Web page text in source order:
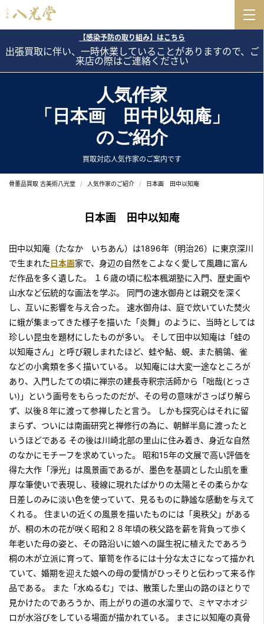
【感染予防の取り組み】はこちら
出張買取に伴い、一時休業していることがありますので、ご
来店の際はご連絡ください
人気作家
「日本画 田中以知庵」
のご紹介
買取対応人気作家のご案内です
骨董品買取 古美術八光堂 人気作家のご紹介 日本画 田中以知庵
日本画 田中以知庵
田中以知庵（たなか いちあん）は1896年（明治26）に東京深川
で生まれた日本画家で、身辺の自然をこよなく愛して風趣に富ん
だ作品を多く遺した。 １６歳の頃に松本楓湖塾に入門、歴史画や
山水など伝統的な画法を学ぶ。 同門の速水御舟とは親交を深く
し、互いに影響を与え合った。 速水御舟は、庭で炊いていた焚火
に蛾が集まってきた様子を描いた「炎舞」のように、当時としては
珍しい昆虫を題材にしたものが多い。 そして田中以知庵は「蛙の
以知庵さん」と呼び親しまれたほど、蛙や鮎、蜆、また鶺鴒、雀
などの小禽類を多く描いている。 以知庵には大変一途なところが
あり、入門したての頃に禅宗の建長寺釈宗活師から「咄哉(とっさ
い)」という画号をもらったのだが、その号の意味がさっぱり解ら
ず、以後８年に渡って参禅したと言う。 しかも探究心はそれに留
まらず、ついには南画研究と禅修行の為に、朝鮮半島に渡ったと
いうほどである その後は川崎北部の里山に住み着き、身近な自然
のなかにモチーフを求めていった。 昭和15年の文展で高い評価を
得た大作「淨光」は風景画であるが、墨色を基調とした山肌を重
厚な筆使いで表現し、稜線に現れたばかりの太陽とその柔らかな
日差しのみに淡い色を使っていて、見るものに静謐な感動を与えて
くれる。 住まいの近くの風景を描いたものには「奥秩父」がある
が、桐の木の花が咲く昭和２８年頃の秩父路を薪を背負って歩く
年老いた母の姿と、その路沿いに娘への誕生祝に植えたであろう
桐の木が立派に育って、箪笥を作るには十分な太さになって描かれ
ていて、婚期を迎えた娘への母の愛情がひっそりと伝わって来る作
品である。 また「水ぬるむ」では、散策した里山の路のほとりで
見かけたのであろうか、雨上がりの道の水溜りで、ミヤマホオジ
ロが水浴びをしている場面が描かれている。 まさに以知庵の真骨